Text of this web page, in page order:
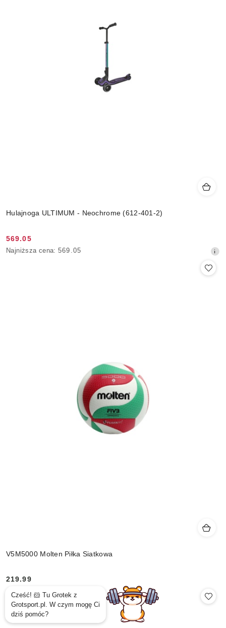
Hulajnoga ULTIMUM - Neochrome (612-401-2)
Cena
promocyjna:
569.05
Najniższa
Najniższa cena: 569.05
V5M5000 Molten Piłka Siatkowa
Cena:
219.99